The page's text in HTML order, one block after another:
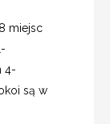
miejsc
4-
są w